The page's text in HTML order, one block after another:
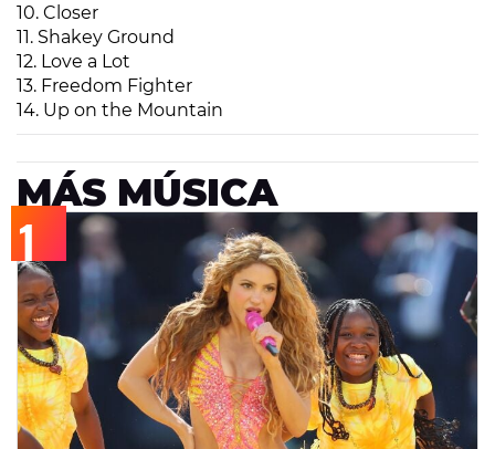
10. Closer
11. Shakey Ground
12. Love a Lot
13. Freedom Fighter
14. Up on the Mountain
MÁS MÚSICA